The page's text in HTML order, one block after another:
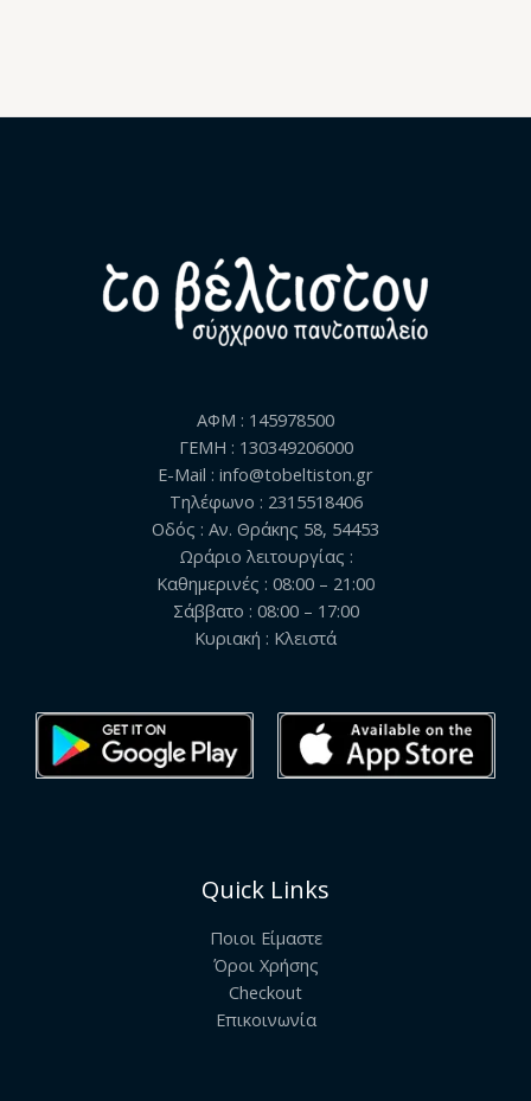
ΑΦΜ : 145978500
ΓΕΜΗ : 130349206000
E-Mail : info@tobeltiston.gr
Τηλέφωνο : 2315518406
Οδός : Αν. Θράκης 58, 54453
Ωράριο λειτουργίας :
Καθημερινές : 08:00 – 21:00
Σάββατο : 08:00 – 17:00
Κυριακή : Κλειστά
Quick Links
Ποιοι Είμαστε
Όροι Χρήσης
Checkout
Επικοινωνία